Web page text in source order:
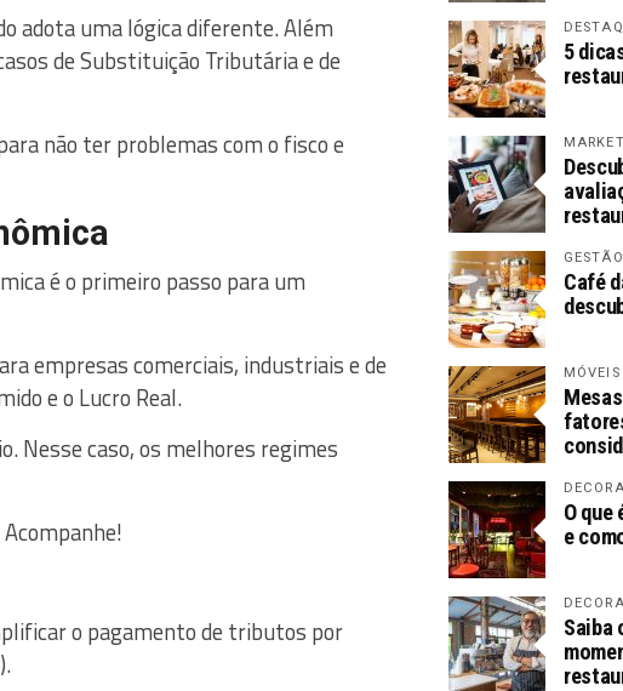
adota uma lógica diferente. Além
de Substituição Tributária e de
não ter problemas com o fisco e
é o primeiro passo para um
empresas comerciais, industriais e de
e o Lucro Real.
Nesse caso, os melhores regimes
o pagamento de tributos por
5
GESTÃO
Café
MÓVEIS
O que
e
Saiba